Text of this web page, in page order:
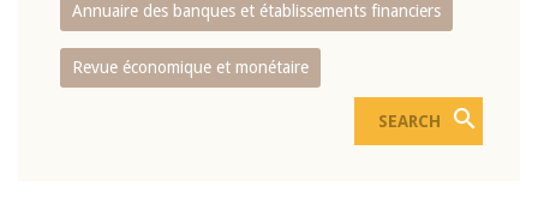
Annuaire des banques et établissements financiers
Revue économique et monétaire